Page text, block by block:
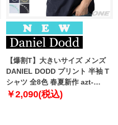
【爆割T】大きいサイズ メンズ
DANIEL DODD プリント 半袖 T
シャツ 全8色 春夏新作 azt-
2602pt5 【fre】
￥2,090(税込)